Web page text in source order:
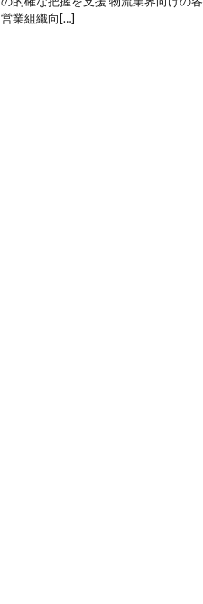
業組織向[…]